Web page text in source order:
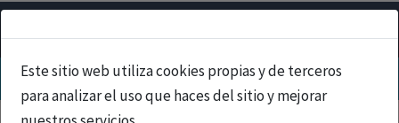
Este sitio web utiliza cookies propias y de terceros
para analizar el uso que haces del sitio y mejorar